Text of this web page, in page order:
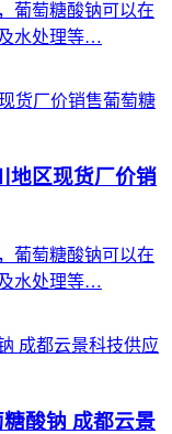
葡萄糖酸钠可以在
水处理等…
货厂价销售葡萄糖
地区现货厂价销
葡萄糖酸钠可以在
水处理等…
成都云景科技供应
酸钠 成都云景